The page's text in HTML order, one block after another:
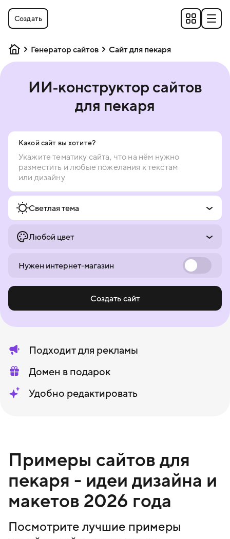
Создать
Генератор сайтов Сайт для пекаря
ИИ‑конструктор сайтов
для пекаря
Какой сайт вы хотите?
Светлая тема
Любой цвет
Нужен интернет-магазин
Создать сайт
Подходит для рекламы
Домен в подарок
Удобно редактировать
Примеры сайтов для
пекаря - идеи дизайна и
макетов 2026 года
Посмотрите лучшие примеры